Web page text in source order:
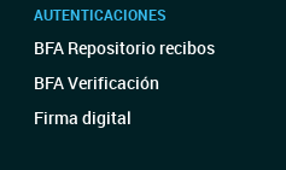
AUTENTICACIONES
BFA Repositorio recibos
BFA Verificación
Firma digital